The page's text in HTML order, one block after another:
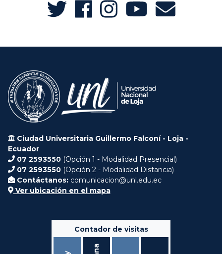
Ciudad Universitaria Guillermo Falconí - Loja -
Ecuador
07 2593550 (Opción 1 - Modalidad Presencial)
07 2593550 (Opción 2 - Modalidad Distancia)
Contáctanos: comunicacion@unl.edu.ec
Ver ubicación en el mapa
Contador de visitas